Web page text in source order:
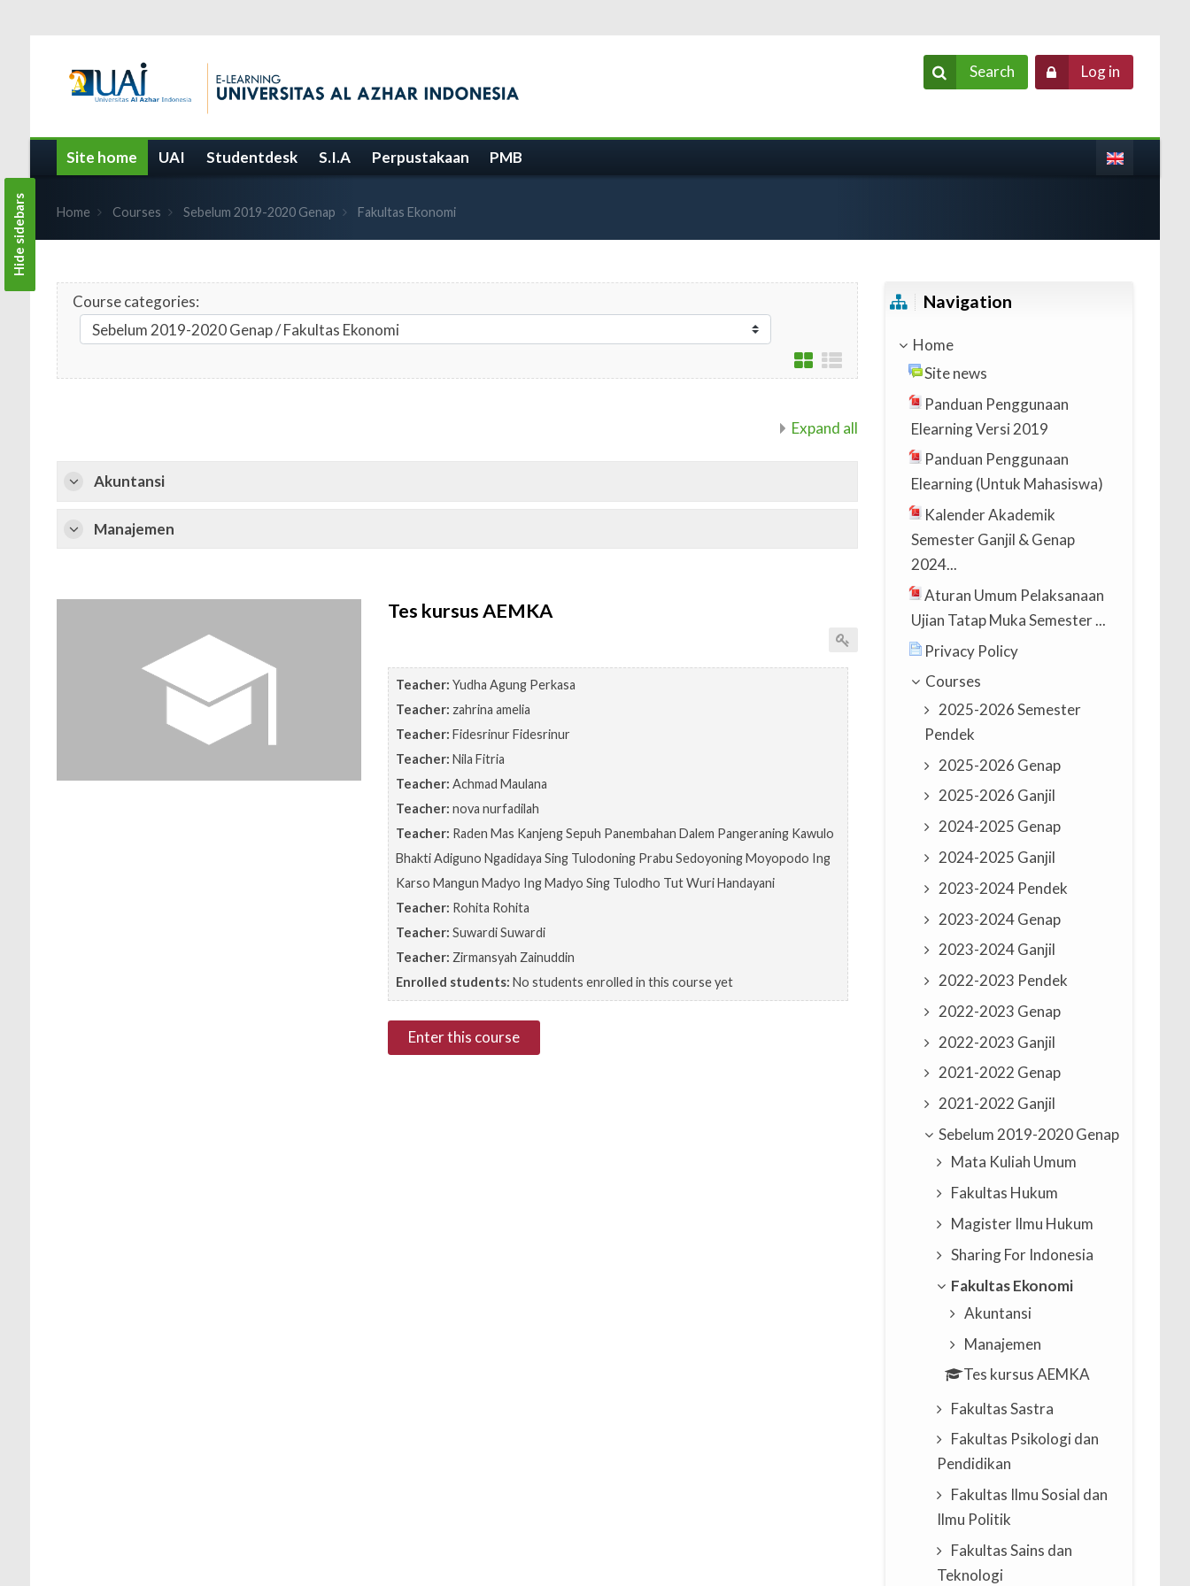
Search Log in
Site home UAI Studentdesk S.I.A Perpustakaan PMB
Home Courses Sebelum 2019-2020 Genap Fakultas Ekonomi
Course categories:
Expand all
Akuntansi
Manajemen
Tes kursus AEMKA
Teacher: Yudha Agung Perkasa
Teacher: zahrina amelia
Teacher: Fidesrinur Fidesrinur
Teacher: Nila Fitria
Teacher: Achmad Maulana
Teacher: nova nurfadilah
Teacher: Raden Mas Kanjeng Sepuh Panembahan Dalem Pangeraning Kawulo
Bhakti Adiguno Ngadidaya Sing Tulodoning Prabu Sedoyoning Moyopodo Ing
Karso Mangun Madyo Ing Madyo Sing Tulodho Tut Wuri Handayani
Teacher: Rohita Rohita
Teacher: Suwardi Suwardi
Teacher: Zirmansyah Zainuddin
Enrolled students: No students enrolled in this course yet
Enter this course
Skip Navigation
Navigation
Home
Site news
Panduan Penggunaan
Elearning Versi 2019
Panduan Penggunaan
Elearning (Untuk Mahasiswa)
Kalender Akademik
Semester Ganjil & Genap
2024...
Aturan Umum Pelaksanaan
Ujian Tatap Muka Semester ...
Privacy Policy
Courses
2025-2026 Semester
Pendek
2025-2026 Genap
2025-2026 Ganjil
2024-2025 Genap
2024-2025 Ganjil
2023-2024 Pendek
2023-2024 Genap
2023-2024 Ganjil
2022-2023 Pendek
2022-2023 Genap
2022-2023 Ganjil
2021-2022 Genap
2021-2022 Ganjil
Sebelum 2019-2020 Genap
Mata Kuliah Umum
Fakultas Hukum
Magister Ilmu Hukum
Sharing For Indonesia
Fakultas Ekonomi
Akuntansi
Manajemen
Tes kursus AEMKA
Fakultas Sastra
Fakultas Psikologi dan
Pendidikan
Fakultas Ilmu Sosial dan
Ilmu Politik
Fakultas Sains dan
Teknologi
Hide sidebars